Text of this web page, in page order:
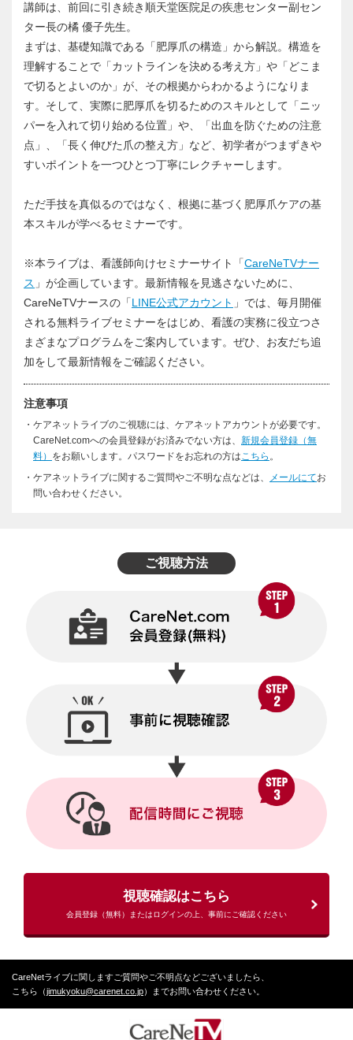
講師は、前回に引き続き順天堂医院足の疾患センター副セン
ター長の橘 優子先生。
まずは、基礎知識である「肥厚爪の構造」から解説。構造を
理解することで「カットラインを決める考え方」や「どこま
で切るとよいのか」が、その根拠からわかるようになりま
す。そして、実際に肥厚爪を切るためのスキルとして「ニッ
パーを入れて切り始める位置」や、「出血を防ぐための注意
点」、「長く伸びた爪の整え方」など、初学者がつまずきや
すいポイントを一つひとつ丁寧にレクチャーします。
ただ手技を真似るのではなく、根拠に基づく肥厚爪ケアの基
本スキルが学べるセミナーです。
※本ライブは、看護師向けセミナーサイト「CareNeTVナー
ス 」が企画しています。最新情報を見逃さないために、
CareNeTVナースの「LINE公式アカウント 」では、毎月開催
される無料ライブセミナーをはじめ、看護の実務に役立つさ
まざまなプログラムをご案内しています。ぜひ、お友だち追
加をして最新情報をご確認ください。
注意事項
・ケアネットライブのご視聴には、ケアネットアカウントが必要です。
CareNet.comへの会員登録がお済みでない方は、 新規会員登録（無
料） をお願いします。パスワードをお忘れの方はこちら 。
・ケアネットライブに関するご質問やご不明な点などは、
メールにてお
問い合わせください。
ご視聴方法
視聴確認はこちら
会員登録（無料）またはログインの上、事前にご確認ください
CareNetライブに関しますご質問やご不明点などございましたら、
こちら（jimukyoku@carenet.co.jp）までお問い合わせください。